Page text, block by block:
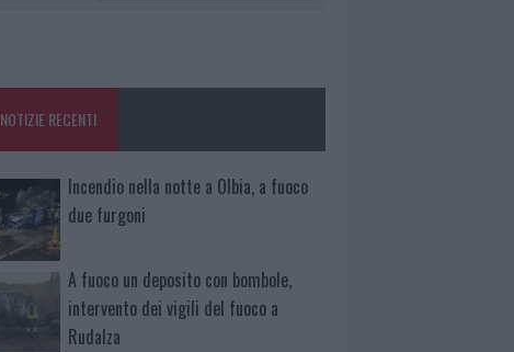
NOTIZIE RECENTI
Incendio nella notte a Olbia, a fuoco
due furgoni
A fuoco un deposito con bombole,
intervento dei vigili del fuoco a
Rudalza